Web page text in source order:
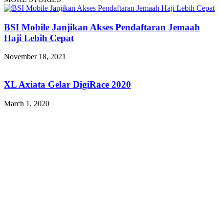
BSI Mobile Janjikan Akses Pendaftaran Jemaah
Haji Lebih Cepat
November 18, 2021
XL Axiata Gelar DigiRace 2020
March 1, 2020